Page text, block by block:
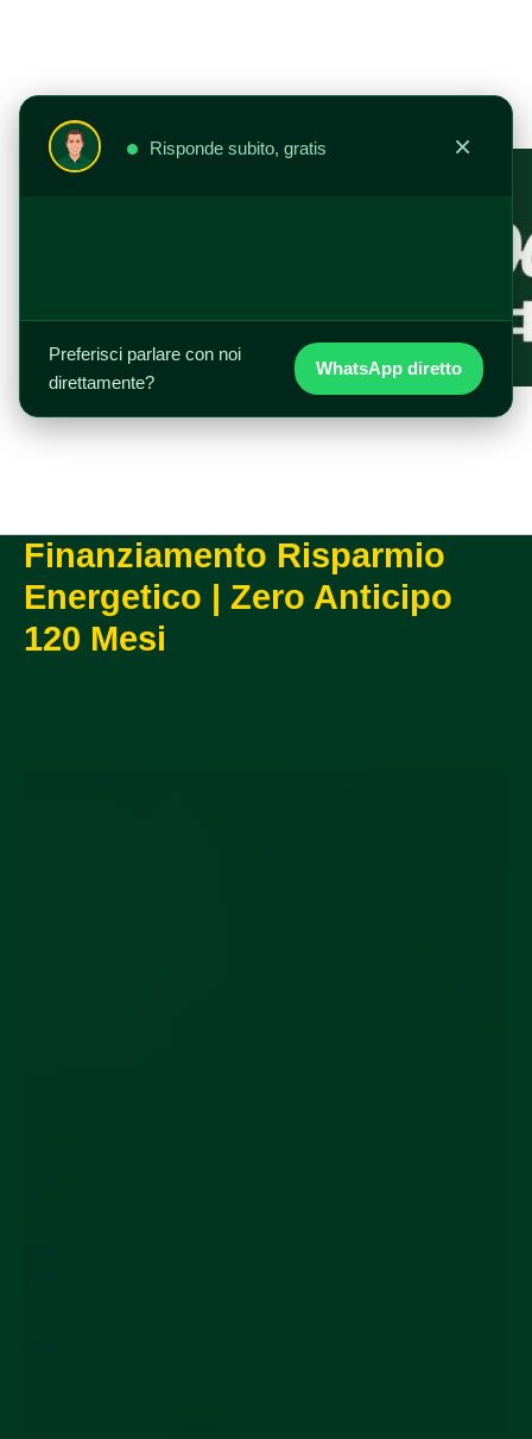
Risponde subito, gratis ×
Preferisci parlare con noi
direttamente?
WhatsApp diretto
Finanziamento Risparmio
Energetico | Zero Anticipo
120 Mesi